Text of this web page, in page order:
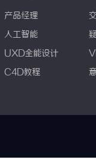
产品经理
人工智能
UXD全能设计
C4D教程